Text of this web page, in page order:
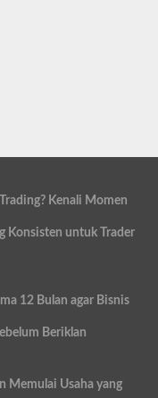
Kenali Momen
Konsisten untuk Trader
12 Bulan agar Bisnis
Beriklan
Memulai Usaha yang